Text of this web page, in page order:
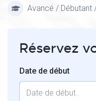
Avancé / Débutant
Réservez
Date de début